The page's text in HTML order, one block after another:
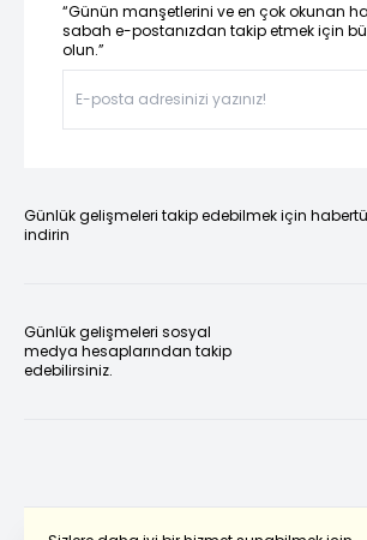
“Günün manşetlerini ve en çok okunan
sabah e-postanızdan takip etmek için
olun.”
Günlük gelişmeleri takip edebilmek için
indirin
Günlük gelişmeleri sosyal
medya hesaplarından takip
edebilirsiniz.